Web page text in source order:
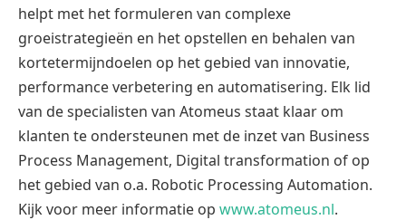
helpt met het formuleren van complexe
groeistrategieën en het opstellen en behalen van
kortetermijndoelen op het gebied van innovatie,
performance verbetering en automatisering. Elk lid
van de specialisten van Atomeus staat klaar om
klanten te ondersteunen met de inzet van Business
Process Management, Digital transformation of op
het gebied van o.a. Robotic Processing Automation.
Kijk voor meer informatie op www.atomeus.nl.